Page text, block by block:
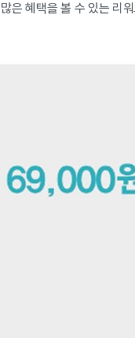
은 혜택을 볼 수 있는 리